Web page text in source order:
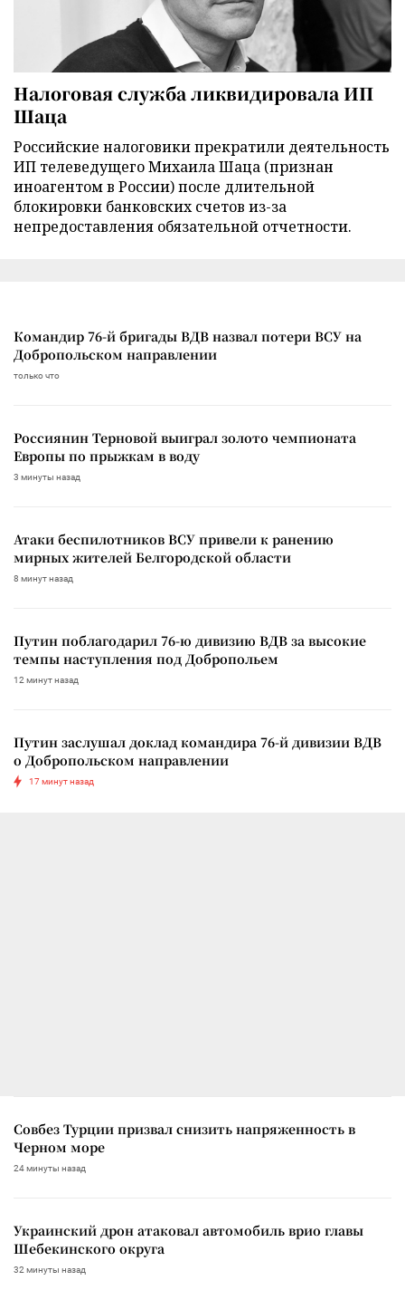
Налоговая служба ликвидировала ИП
Шаца
Российские налоговики прекратили деятельность
ИП телеведущего Михаила Шаца (признан
иноагентом в России) после длительной
блокировки банковских счетов из-за
непредоставления обязательной отчетности.
Командир 76-й бригады ВДВ назвал потери ВСУ на
Добропольском направлении
только что
Россиянин Терновой выиграл золото чемпионата
Европы по прыжкам в воду
3 минуты назад
Атаки беспилотников ВСУ привели к ранению
мирных жителей Белгородской области
8 минут назад
Путин поблагодарил 76-ю дивизию ВДВ за высокие
темпы наступления под Добропольем
12 минут назад
Путин заслушал доклад командира 76-й дивизии ВДВ
о Добропольском направлении
17 минут назад
Совбез Турции призвал снизить напряженность в
Черном море
24 минуты назад
Украинский дрон атаковал автомобиль врио главы
Шебекинского округа
32 минуты назад